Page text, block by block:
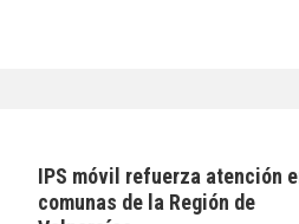
IPS móvil refuerza atención
comunas de la Región de